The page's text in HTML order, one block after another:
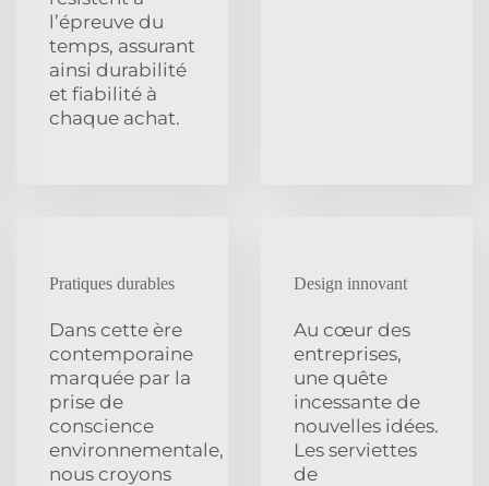
l’épreuve du
temps, assurant
ainsi durabilité
et fiabilité à
chaque achat.
Pratiques durables
Dans cette ère
contemporaine
marquée par la
prise de
conscience
environnementale,
nous croyons
Design innovant
Au cœur des
entreprises,
une quête
incessante de
nouvelles idées.
Les serviettes
de